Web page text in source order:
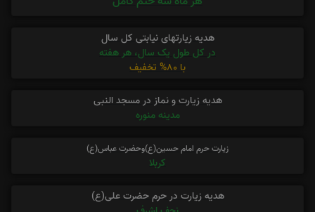
هدیه زیارتهای نیابتی کل سال
در کل طول یک سال، هر هفته
با 80% تخفیف
هدیه زیارت و نماز در مسجد النبی
مدینه منوره
زیارت حرم امام حسین(ع)وحضرت عباس(ع)
کربلا
هدیه زیارت در حرم حضرت علی(ع)